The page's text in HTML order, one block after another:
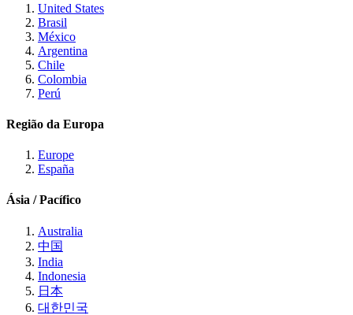
United States
Brasil
México
Argentina
Chile
Colombia
Perú
Região da Europa
Europe
España
Ásia / Pacífico
Australia
中国
India
Indonesia
日本
대한민국